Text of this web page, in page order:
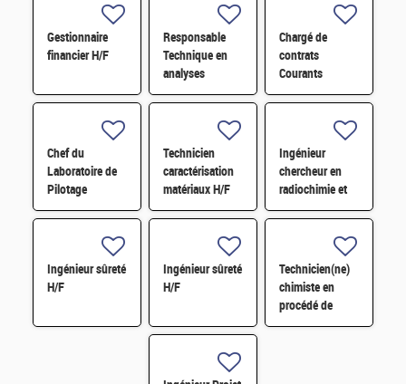
Gestionnaire
financier H/F
Responsable
Technique en
analyses
radiologiques
Chargé de
contrats
Courants
Faibles (CFA)
Chef du
Laboratoire de
Pilotage
Intelligent des
(LIRE) H/F
Technicien
caractérisation
matériaux H/F
Ingénieur
chercheur en
radiochimie et
extraction par
Ingénieur sûreté
H/F
Ingénieur sûreté
H/F
Technicien(ne)
chimiste en
procédé de
conversion H/F